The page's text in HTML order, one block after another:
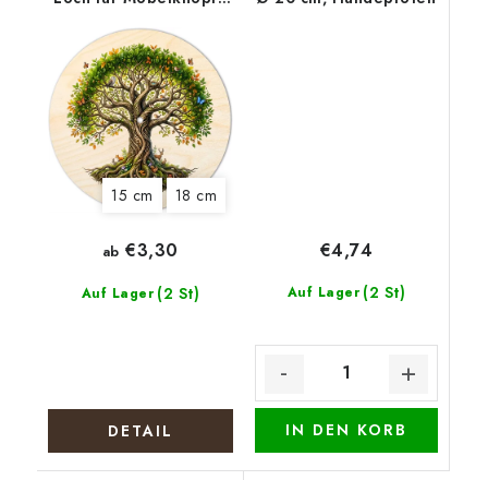
Tieren
15 cm 18 cm
Auf Lager (2 St)
ab €3,30
DETAIL
Auf Lager (2 St)
€4,74
IN DEN KORB